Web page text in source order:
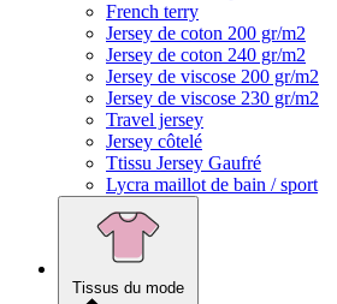
French terry
Jersey de coton 200 gr/m2
Jersey de coton 240 gr/m2
Jersey de viscose 200 gr/m2
Jersey de viscose 230 gr/m2
Travel jersey
Jersey côtelé
Ttissu Jersey Gaufré
Lycra maillot de bain / sport
Tissus du mode